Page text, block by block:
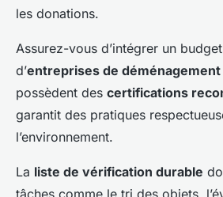
les donations.
Assurez-vous d’intégrer un
d’entreprises de
possèdent des certifications
garantit des pratiques
l’environnement.
La liste de vérification durable
tâches comme le tri des objets,